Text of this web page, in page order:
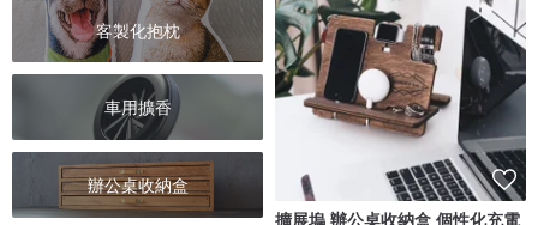
客製化抱枕
車用擴香
辦公桌收納盒
擴展塢 辦公桌收納盒 個性化充電